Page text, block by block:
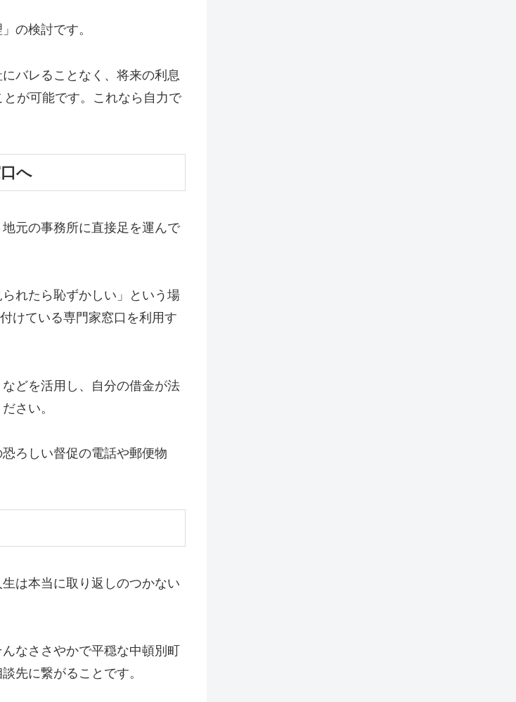
の検討です。
バレることなく、将来の利息
が可能です。これなら自力で
へ
元の事務所に直接足を運んで
れたら恥ずかしい」という場
けている専門家窓口を利用す
どを活用し、自分の借金が法
さい。
ろしい督促の電話や郵便物
は本当に取り返しのつかない
なささやかで平穏な中頓別町
先に繋がることです。